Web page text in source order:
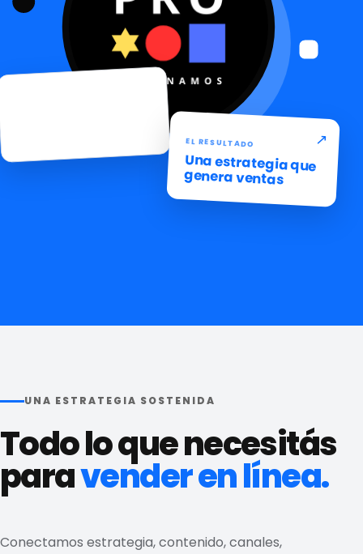
EL RESULTADO
Una estrategia que
genera ventas
↗
UNA ESTRATEGIA SOSTENIDA
Todo lo que necesitás
paravender en línea.
Conectamos estrategia, contenido, canales,